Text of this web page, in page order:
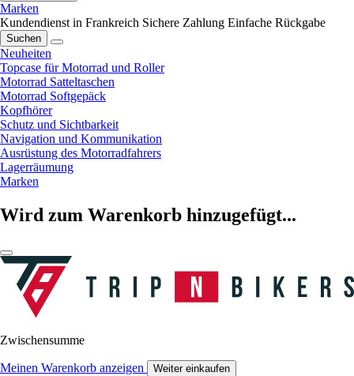
Marken
Kundendienst in Frankreich Sichere Zahlung Einfache Rückgabe
Suchen
Neuheiten
Topcase für Motorrad und Roller
Motorrad Satteltaschen
Motorrad Softgepäck
Kopfhörer
Schutz und Sichtbarkeit
Navigation und Kommunikation
Ausrüstung des Motorradfahrers
Lagerräumung
Marken
Wird zum Warenkorb hinzugefügt...
Zwischensumme
Meinen Warenkorb anzeigen Weiter einkaufen